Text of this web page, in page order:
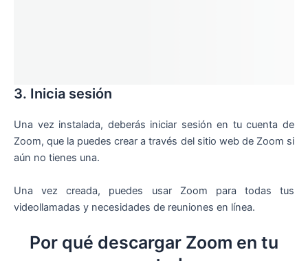
3. Inicia sesión
Una vez instalada, deberás iniciar sesión en tu cuenta de
Zoom, que la puedes crear a través del sitio web de Zoom si
aún no tienes una.
Una vez creada, puedes usar Zoom para todas tus
videollamadas y necesidades de reuniones en línea.
Por qué descargar Zoom en tu